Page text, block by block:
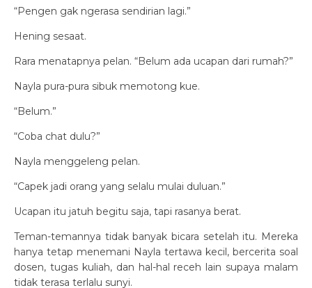
“Pengen gak ngerasa sendirian lagi.”
Hening sesaat.
Rara menatapnya pelan. “Belum ada ucapan dari rumah?”
Nayla pura-pura sibuk memotong kue.
“Belum.”
“Coba chat dulu?”
Nayla menggeleng pelan.
“Capek jadi orang yang selalu mulai duluan.”
Ucapan itu jatuh begitu saja, tapi rasanya berat.
Teman-temannya tidak banyak bicara setelah itu. Mereka
hanya tetap menemani Nayla tertawa kecil, bercerita soal
dosen, tugas kuliah, dan hal-hal receh lain supaya malam
tidak terasa terlalu sunyi.